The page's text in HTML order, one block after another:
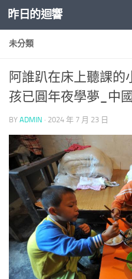
Skip to content
昨日的迴響
未分類
阿誰趴在床上聽課的
孩已圓年夜學夢_中
BY ADMIN · 2024 年 7 月 23 日